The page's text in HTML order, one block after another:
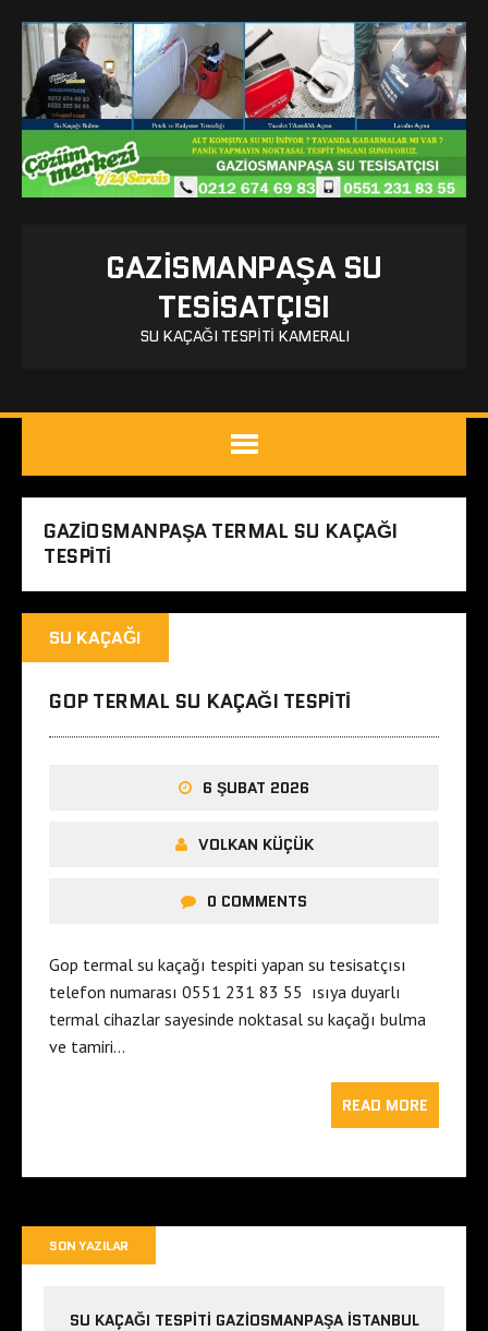
GAZISMANPAŞA SU
TESISATÇISI
SU KAÇAĞI TESPITI KAMERALI
GAZIOSMANPAŞA TERMAL SU KAÇAĞI
TESPITI
SU KAÇAĞI
GOP TERMAL SU KAÇAĞI TESPITI
6 ŞUBAT 2026
VOLKAN KÜÇÜK
0 COMMENTS
Gop termal su kaçağı tespiti yapan su tesisatçısı
telefon numarası 0551 231 83 55 ısıya duyarlı
termal cihazlar sayesinde noktasal su kaçağı bulma
ve tamiri…
READ MORE
SON YAZILAR
SU KAÇAĞI TESPITI GAZIOSMANPAŞA ISTANBUL